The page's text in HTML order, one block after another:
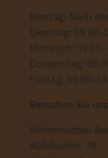
Montag: Nach
Dienstag:
Mittwoch:
Donnerstag:
Freitag:
Besuchen Sie
Wohnhausbau
Waldluststr. 78